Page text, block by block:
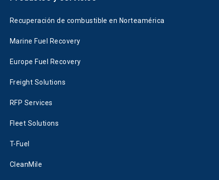
Recuperación de combustible en Norteamérica
Marine Fuel Recovery
Europe Fuel Recovery
Freight Solutions
RFP Services
Fleet Solutions
T-Fuel
CleanMile